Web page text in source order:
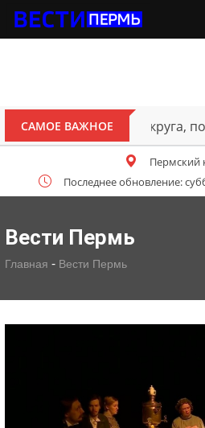
САМОЕ ВАЖНОЕ
Октябрьского округа,
Пермский
Последнее обновление:
Вести Пермь
Главная - Вести Пермь